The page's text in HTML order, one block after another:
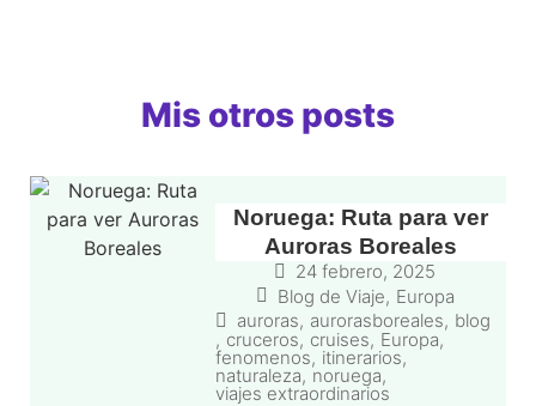
Mis otros posts
Noruega: Ruta para ver
Auroras Boreales
24 febrero, 2025
Blog de Viaje, Europa
auroras, aurorasboreales, blog
, cruceros, cruises, Europa,
fenomenos, itinerarios,
naturaleza, noruega,
viajes extraordinarios